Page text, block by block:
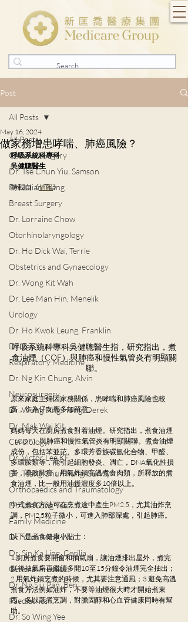
Post
All Posts
General Surgery
Dr. Tse Chun Yiu, Samson
Dr. Julian Tsang
Breast Surgery
Dr. Lorraine Chow
Otorhinolaryngology
Dr. Ho Dick Wai, Terrie
Obstetrics and Gynaecology
Dr. Wong Kit Wah
Dr. Lee Man Hin, Menelik
Urology
Dr. Ho Kwok Leung, Franklin
Dr. Lee Yue Kit
Respiratory Medicine
Dr. Ng Kin Chung, Alvin
Neurosurgery
Dr. Wong Ping Hong, Derek
Dr. Mak Wai Kit
Cardiology
Dr. Victor Lee KF
Dr. Tsang Chun Fung, Sunny
Orthopaedics and Traumatology
Dr. Lee Sung Yee
Family Medicine
Dr. Yuen Ming Wai
Dr. Sin Ka Ling, Cecilia
General Practice
Dr. Ng Siu Pan, Ben
Paediatrics
Dr. So Wing Yee
All Posts
做家務增患哮喘、肺癌風險？
May 16, 2024
呼吸系統科專科
吳健聰醫生
轉載自《信報》
呼吸系統科專科吳健聰醫生指，研究指出，煮
食油煙（COF）與肺癌和慢性氣管炎有明顯關
聯。
原來家庭主婦因家務關係，患哮喘和肺癌風險也較
高，作為仔女應多加留意。
媽媽每天在廚房煮食對着油煙。研究指出，煮食油煙
（COF）與肺癌和慢性氣管炎有明顯關聯。煮食油煙
成份，包括苯並芘、多環芳香族碳氫化合物、甲醛、
多環胺類等，能引起細胞發炎、凋亡，DNA氧化性損
害，導致肺癌；用氣炸鍋高溫煮食肉類，所釋放的煮
食油煙，比一般用油鑊濃度多10倍以上。
中式煮食方法可在烹煮途中產生PM2.5，尤其油炸烹
調，PM2.5粒子微小，可進入肺部深處，引起肺癌。
以下是煮食健康小貼士：
1.廚房煮食要開窗和抽氣扇，讓油煙排出屋外，煮完
餸後抽氣扇再繼續多開10至15分鐘令油煙完全抽出；
2.用氣炸鍋烹煮的時候，尤其要注意通風；3.避免高溫
煮食方法例如油炸，不要等油煙很大時才開始煮東
西。多以蒸煮烹調，對膽固醇和心血管健康同時有幫
助。